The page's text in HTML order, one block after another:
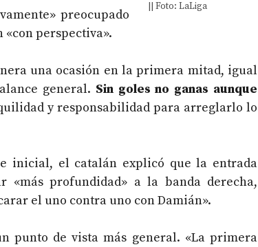
|| Foto: LaLiga
preocupado
perspectiva».
una ocasión en la primera mitad, igual
general. Sin goles no ganas aunque
y responsabilidad para arreglarlo lo
inicial, el catalán explicó que la entrada
«más profundidad» a la banda derecha,
el uno contra uno con Damián».
punto de vista más general. «La primera